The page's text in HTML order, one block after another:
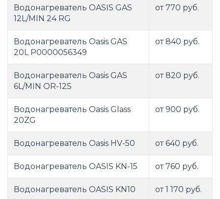
Водонагреватель OASIS GAS
12L/MIN 24 RG
от 770 руб.
Водонагреватель Oasis GAS
20L P0000056349
от 840 руб.
Водонагреватель Oasis GAS
6L/MIN OR-12S
от 820 руб.
Водонагреватель Oasis Glass
20ZG
от 900 руб.
Водонагреватель Oasis HV-50 от 640 руб.
Водонагреватель OASIS KN-15 от 760 руб.
Водонагреватель OASIS KN10 от 1 170 руб.